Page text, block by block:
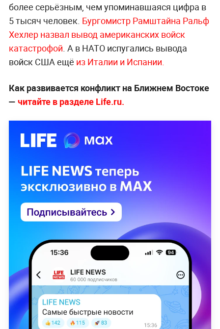
более серьёзным, чем упоминавшаяся цифра в
5 тысяч человек. Бургомистр Рамштайна Ральф
Хехлер назвал вывод американских войск
катастрофой. А в НАТО испугались вывода
войск США ещё из Италии и Испании.
Как развивается конфликт на Ближнем Востоке
— читайте в разделе Life.ru.